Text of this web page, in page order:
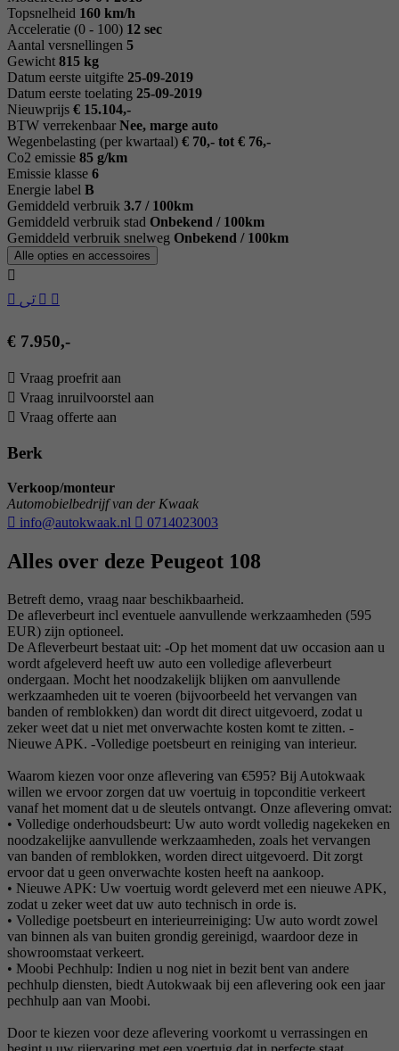
Topsnelheid 160 km/h
Acceleratie (0 - 100) 12 sec
Aantal versnellingen 5
Gewicht 815 kg
Datum eerste uitgifte 25-09-2019
Datum eerste toelating 25-09-2019
Nieuwprijs € 15.104,-
BTW verrekenbaar Nee, marge auto
Wegenbelasting (per kwartaal) € 70,- tot € 76,-
Co2 emissie 85 g/km
Emissie klasse 6
Energie label B
Gemiddeld verbruik 3.7 / 100km
Gemiddeld verbruik stad Onbekend / 100km
Gemiddeld verbruik snelweg Onbekend / 100km
Alle opties en accessoires
€ 7.950,-
Vraag proefrit aan
Vraag inruilvoorstel aan
Vraag offerte aan
Berk
Verkoop/monteur
Automobielbedrijf van der Kwaak
info@autokwaak.nl
0714023003
Alles over deze Peugeot 108
Betreft demo, vraag naar beschikbaarheid.
De afleverbeurt incl eventuele aanvullende werkzaamheden (595
EUR) zijn optioneel.
De Afleverbeurt bestaat uit: -Op het moment dat uw occasion aan u
wordt afgeleverd heeft uw auto een volledige afleverbeurt
ondergaan. Mocht het noodzakelijk blijken om aanvullende
werkzaamheden uit te voeren (bijvoorbeeld het vervangen van
banden of remblokken) dan wordt dit direct uitgevoerd, zodat u
zeker weet dat u niet met onverwachte kosten komt te zitten. -
Nieuwe APK. -Volledige poetsbeurt en reiniging van interieur.
Waarom kiezen voor onze aflevering van €595? Bij Autokwaak
willen we ervoor zorgen dat uw voertuig in topconditie verkeert
vanaf het moment dat u de sleutels ontvangt. Onze aflevering omvat:
• Volledige onderhoudsbeurt: Uw auto wordt volledig nagekeken en
noodzakelijke aanvullende werkzaamheden, zoals het vervangen
van banden of remblokken, worden direct uitgevoerd. Dit zorgt
ervoor dat u geen onverwachte kosten heeft na aankoop.
• Nieuwe APK: Uw voertuig wordt geleverd met een nieuwe APK,
zodat u zeker weet dat uw auto technisch in orde is.
• Volledige poetsbeurt en interieurreiniging: Uw auto wordt zowel
van binnen als van buiten grondig gereinigd, waardoor deze in
showroomstaat verkeert.
• Moobi Pechhulp: Indien u nog niet in bezit bent van andere
pechhulp diensten, biedt Autokwaak bij een aflevering ook een jaar
pechhulp aan van Moobi.
Door te kiezen voor deze aflevering voorkomt u verrassingen en